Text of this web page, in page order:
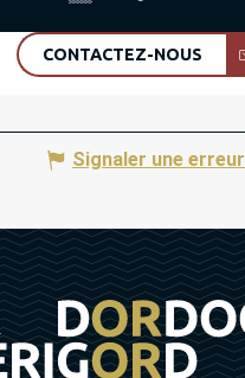
CONTACTEZ-NOUS
Signaler une erreur